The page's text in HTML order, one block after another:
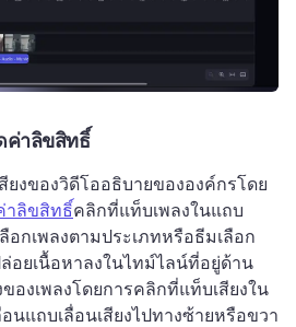
ค่าลิขสิทธิ์
งของวิดีโออธิบายขององค์กรโดย
าลิขสิทธิ์คลิกที่แท็บเพลงในแถบ
อกเพลงตามประเภทหรือธีมเลือก
อยเนื้อหาลงในไทม์ไลน์ที่อยู่ด้าน
องเพลงโดยการคลิกที่แท็บเสียงใน
แถบเลื่อนเสียงไปทางซ้ายหรือขวา